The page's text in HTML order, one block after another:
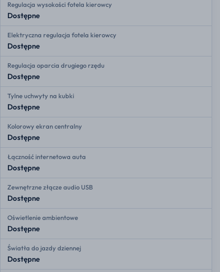
Regulacja wysokości fotela kierowcy
Dostępne
Elektryczna regulacja fotela kierowcy
Dostępne
Regulacja oparcia drugiego rzędu
Dostępne
Tylne uchwyty na kubki
Dostępne
Kolorowy ekran centralny
Dostępne
Łączność internetowa auta
Dostępne
Zewnętrzne złącze audio USB
Dostępne
Oświetlenie ambientowe
Dostępne
Światła do jazdy dziennej
Dostępne